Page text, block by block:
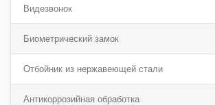
Видезвонок
Биометрический замок
Отбойник из нержавеющей стали
Антикоррозийная обработка